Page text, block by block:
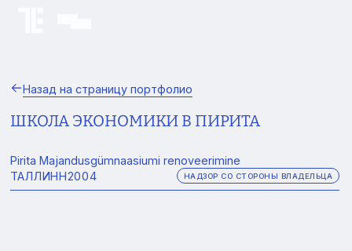
Назад на страницу портфолио
ШКОЛА ЭКОНОМИКИ В ПИРИТА
Pirita Majandusgümnaasiumi renoveerimine
ТАЛЛИНН2004 НАДЗОР СО СТОРОНЫ ВЛАДЕЛЬЦА